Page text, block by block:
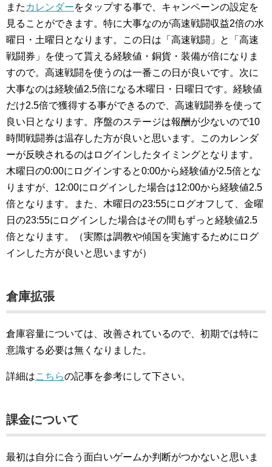
また カレンダーをタップする事で、キャンペーンの設定を
見ることができます。特に大事なのが高速戦闘収益2倍の水
曜日・土曜日となります。この日は「高速戦闘」と「高速
戦闘券」を使って貰える経験値・銅貨・装備が倍になりま
すので。高速戦闘を使うのは一番この日が良いです。次に
大事なのは経験値2.5倍になる木曜日・日曜日です。経験値
だけ2.5倍で獲得する事ができるので、高速戦闘券を使って
良い日となります。序盤のステージは報酬が少ないので10
時間戦闘券は温存した方が良いと思います。このカレンダ
ーが反映されるのはログインしたタイミングとなります。
木曜日の0:00にログインすると0:00から経験値が2.5倍とな
りますが、12:00にログインした場合は12:00から経験値2.5
倍となります。また、木曜日の23:55にログオフして、金曜
日の23:55にログインした場合はその間もずっと経験値2.5
倍となります。（実際は調教や傾国を実施するためにログ
インした方が良いと思いますが）
倉庫拡張
倉庫容量については、改善されているので、初期では特に
意識する必要は無くなりました。
詳細はこちらの記事を参考にして下さい。
課金について
最初は自分に合う面白いゲームか判断がつかないと思いま